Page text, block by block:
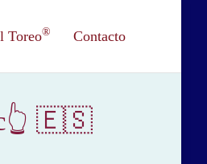
Toreo® Contacto
🇪🇸